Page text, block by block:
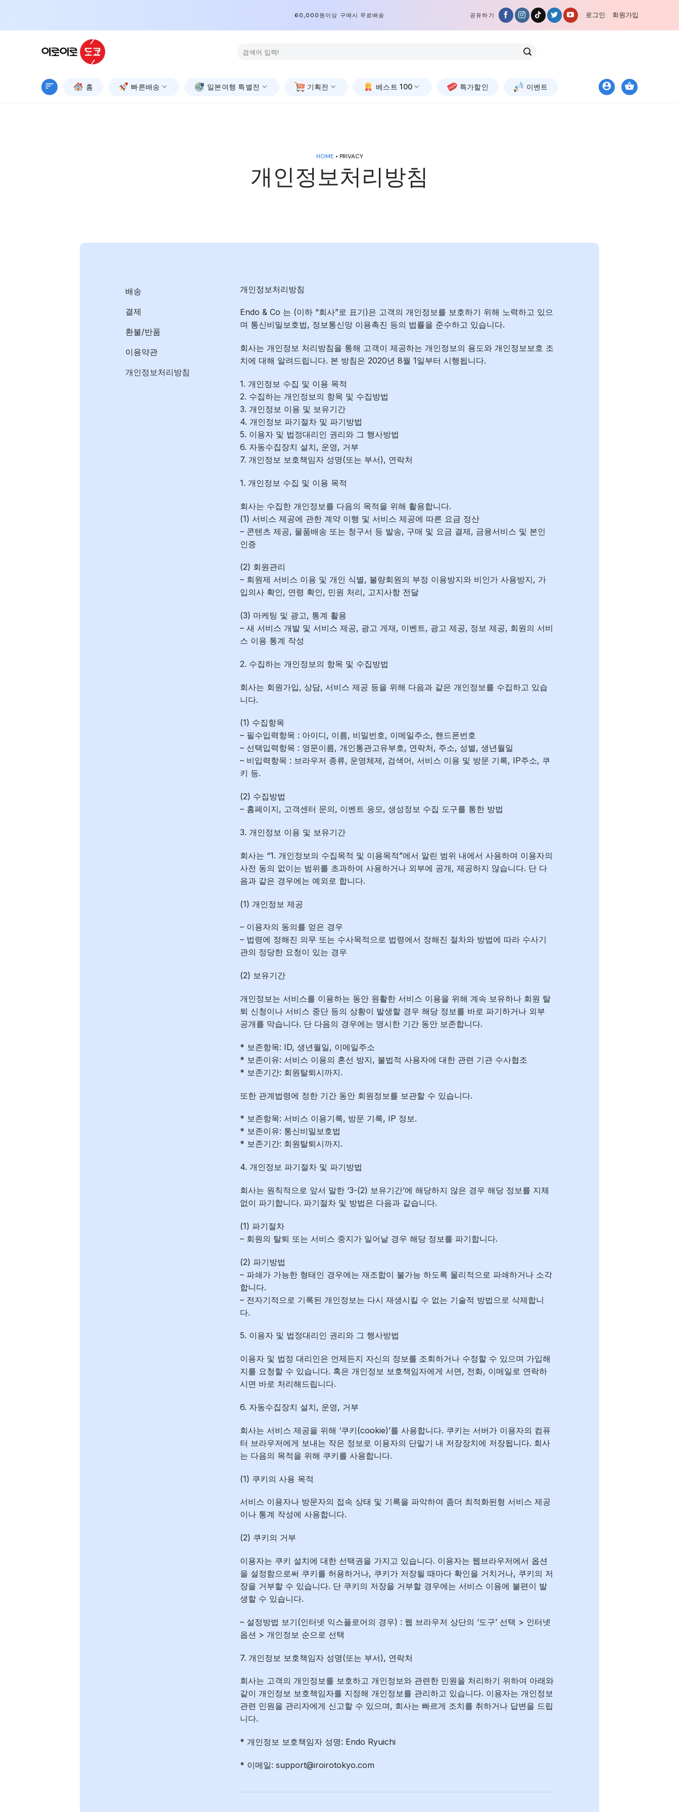
content
60,000원이상 구매시 무료배송 공유하기 로그인 회원가입
색:
홈 빠른배송 일본여행 특별전 기획전 베스트 100 특가할인 이벤트
HOME • PRIVACY
개인정보처리방침
배송
결제
환불/반품
이용약관
개인정보처리방침
개인정보처리방침
Endo & Co 는 (이하 “회사”로 표기)은 고객의 개인정보를 보호하기 위해 노력하고 있으
며 통신비밀보호법, 정보통신망 이용촉진 등의 법률을 준수하고 있습니다.
회사는 개인정보 처리방침을 통해 고객이 제공하는 개인정보의 용도와 개인정보보호 조
치에 대해 알려드립니다. 본 방침은 2020년 8월 1일부터 시행됩니다.
1. 개인정보 수집 및 이용 목적
2. 수집하는 개인정보의 항목 및 수집방법
3. 개인정보 이용 및 보유기간
4. 개인정보 파기절차 및 파기방법
5. 이용자 및 법정대리인 권리와 그 행사방법
6. 자동수집장치 설치, 운영, 거부
7. 개인정보 보호책임자 성명(또는 부서), 연락처
1. 개인정보 수집 및 이용 목적
회사는 수집한 개인정보를 다음의 목적을 위해 활용합니다.
(1) 서비스 제공에 관한 계약 이행 및 서비스 제공에 따른 요금 정산
– 콘텐츠 제공, 물품배송 또는 청구서 등 발송, 구매 및 요금 결제, 금융서비스 및 본인
인증
(2) 회원관리
– 회원제 서비스 이용 및 개인 식별, 불량회원의 부정 이용방지와 비인가 사용방지, 가
입의사 확인, 연령 확인, 민원 처리, 고지사항 전달
(3) 마케팅 및 광고, 통계 활용
– 새 서비스 개발 및 서비스 제공, 광고 게재, 이벤트, 광고 제공, 정보 제공, 회원의 서비
스 이용 통계 작성
2. 수집하는 개인정보의 항목 및 수집방법
회사는 회원가입, 상담, 서비스 제공 등을 위해 다음과 같은 개인정보를 수집하고 있습
니다.
(1) 수집항목
– 필수입력항목 : 아이디, 이름, 비밀번호, 이메일주소, 핸드폰번호
– 선택입력항목 : 영문이름, 개인통관고유부호, 연락처, 주소, 성별, 생년월일
– 비입력항목 : 브라우저 종류, 운영체제, 검색어, 서비스 이용 및 방문 기록, IP주소, 쿠
키 등.
(2) 수집방법
– 홈페이지, 고객센터 문의, 이벤트 응모, 생성정보 수집 도구를 통한 방법
3. 개인정보 이용 및 보유기간
회사는 “1. 개인정보의 수집목적 및 이용목적”에서 알린 범위 내에서 사용하며 이용자의
사전 동의 없이는 범위를 초과하여 사용하거나 외부에 공개, 제공하지 않습니다. 단 다
음과 같은 경우에는 예외로 합니다.
(1) 개인정보 제공
– 이용자의 동의를 얻은 경우
– 법령에 정해진 의무 또는 수사목적으로 법령에서 정해진 절차와 방법에 따라 수사기
관의 정당한 요청이 있는 경우
(2) 보유기간
개인정보는 서비스를 이용하는 동안 원활한 서비스 이용을 위해 계속 보유하나 회원 탈
퇴 신청이나 서비스 중단 등의 상황이 발생할 경우 해당 정보를 바로 파기하거나 외부
공개를 막습니다. 단 다음의 경우에는 명시한 기간 동안 보존합니다.
* 보존항목: ID, 생년월일, 이메일주소
* 보존이유: 서비스 이용의 혼선 방지, 불법적 사용자에 대한 관련 기관 수사협조
* 보존기간: 회원탈퇴시까지.
또한 관계법령에 정한 기간 동안 회원정보를 보관할 수 있습니다.
* 보존항목: 서비스 이용기록, 방문 기록, IP 정보.
* 보존이유: 통신비밀보호법
* 보존기간: 회원탈퇴시까지.
4. 개인정보 파기절차 및 파기방법
회사는 원칙적으로 앞서 말한 ‘3-(2) 보유기간’에 해당하지 않은 경우 해당 정보를 지체
없이 파기합니다. 파기절차 및 방법은 다음과 같습니다.
(1) 파기절차
– 회원의 탈퇴 또는 서비스 중지가 일어날 경우 해당 정보를 파기합니다.
(2) 파기방법
– 파쇄가 가능한 형태인 경우에는 재조합이 불가능 하도록 물리적으로 파쇄하거나 소각
합니다.
– 전자기적으로 기록된 개인정보는 다시 재생시킬 수 없는 기술적 방법으로 삭제합니
다.
5. 이용자 및 법정대리인 권리와 그 행사방법
이용자 및 법정 대리인은 언제든지 자신의 정보를 조회하거나 수정할 수 있으며 가입해
지를 요청할 수 있습니다. 혹은 개인정보 보호책임자에게 서면, 전화, 이메일로 연락하
시면 바로 처리해드립니다.
6. 자동수집장치 설치, 운영, 거부
회사는 서비스 제공을 위해 ‘쿠키(cookie)’를 사용합니다. 쿠키는 서버가 이용자의 컴퓨
터 브라우저에게 보내는 작은 정보로 이용자의 단말기 내 저장장치에 저장됩니다. 회사
는 다음의 목적을 위해 쿠키를 사용합니다.
(1) 쿠키의 사용 목적
서비스 이용자나 방문자의 접속 상태 및 기록을 파악하여 좀더 최적화된형 서비스 제공
이나 통계 작성에 사용합니다.
(2) 쿠키의 거부
이용자는 쿠키 설치에 대한 선택권을 가지고 있습니다. 이용자는 웹브라우저에서 옵션
을 설정함으로써 쿠키를 허용하거나, 쿠키가 저장될 때마다 확인을 거치거나, 쿠키의 저
장을 거부할 수 있습니다. 단 쿠키의 저장을 거부할 경우에는 서비스 이용에 불편이 발
생할 수 있습니다.
– 설정방법 보기(인터넷 익스플로어의 경우) : 웹 브라우저 상단의 ‘도구’ 선택 > 인터넷
옵션 > 개인정보 순으로 선택
7. 개인정보 보호책임자 성명(또는 부서), 연락처
회사는 고객의 개인정보를 보호하고 개인정보와 관련한 민원을 처리하기 위하여 아래와
같이 개인정보 보호책임자를 지정해 개인정보를 관리하고 있습니다. 이용자는 개인정보
관련 민원을 관리자에게 신고할 수 있으며, 회사는 빠르게 조치를 취하거나 답변을 드립
니다.
* 개인정보 보호책임자 성명: Endo Ryuichi
* 이메일: support@iroirotokyo.com